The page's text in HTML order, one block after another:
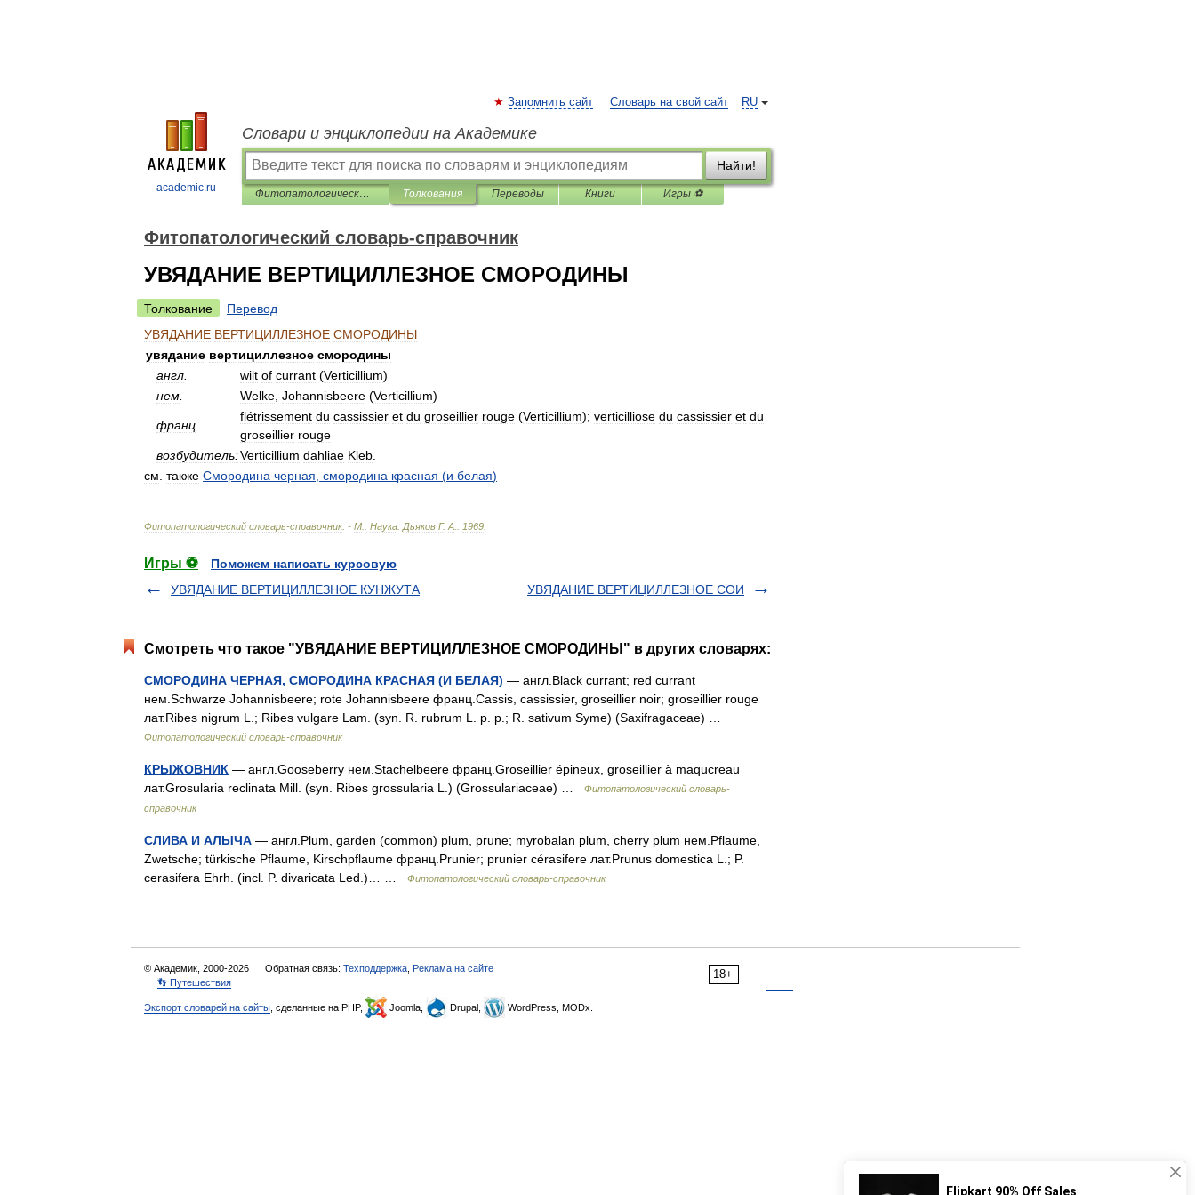
academic.ru
RU
Запомнить сайт Словарь на свой сайт
Словари и энциклопедии на Академике
Найти!
Фитопатологический словарь-справочник Толкования Переводы Книги Игры ⚽
Фитопатологический словарь-справочник
УВЯДАНИЕ ВЕРТИЦИЛЛЕЗНОЕ СМОРОДИНЫ
Толкование
Перевод
УВЯДАНИЕ ВЕРТИЦИЛЛЕЗНОЕ СМОРОДИНЫ
увядание вертициллезное смородины
англ
wilt of currant (Verticillium)
нем
Welke Johannisbeere (Verticillium)
франц
flétrissement du cassissier et du groseillier rouge (Verticillium); verticilliose du cassissier et du
groseillier rouge
возбудитель:Verticillium dahliae Kleb
см также Смородина черная смородина красная (и белая)
Фитопатологический словарь-справочник. - М : Наука Дьяков Г. А 1969
Игры ⚽
Поможем написать курсовую
УВЯДАНИЕ ВЕРТИЦИЛЛЕЗНОЕ КУНЖУТА
УВЯДАНИЕ ВЕРТИЦИЛЛЕЗНОЕ СОИ
Смотреть что такое "УВЯДАНИЕ ВЕРТИЦИЛЛЕЗНОЕ СМОРОДИНЫ" в других словарях:
СМОРОДИНА ЧЕРНАЯ, СМОРОДИНА КРАСНАЯ (И БЕЛАЯ) — англ.Black currant; red currant
нем.Schwarze Johannisbeere; rote Johannisbeere франц.Cassis, cassissier, groseillier noir; groseillier rouge
лат.Ribes nigrum L.; Ribes vulgare Lam. (syn. R. rubrum L. p. p.; R. sativum Syme) (Saxifragaceae) …
Фитопатологический словарь-справочник
КРЫЖОВНИК — англ.Gooseberry нем.Stachelbeere франц.Groseillier épineux, groseillier à maqucreau
лат.Grosularia reclinata Mill. (syn. Ribes grossularia L.) (Grossulariaceae) …
Фитопатологический словарь-
справочник
СЛИВА И АЛЫЧА — англ.Plum, garden (common) plum, prune; myrobalan plum, cherry plum нем.Pflaume,
Zwetsche; türkische Pflaume, Kirschpflaume франц.Prunier; prunier cérasifere лат.Prunus domestica L.; P.
cerasifera Ehrh. (incl. P. divaricata Led.)… …
Фитопатологический словарь-справочник
18+
© Академик, 2000-2026 Обратная связь: Техподдержка Реклама на сайте
👣 Путешествия
Экспорт словарей на сайты , сделанные на PHP, Joomla, Drupal, WordPress, MODx.